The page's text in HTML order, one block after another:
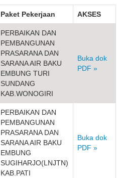
Paket Pekerjaan AKSES
PERBAIKAN DAN
PEMBANGUNAN
PRASARANA DAN
SARANA AIR BAKU
EMBUNG TURI
SUNDANG
KAB.WONOGIRI
Buka dok
PDF »
PERBAIKAN DAN
PEMBANGUNAN
PRASARANA DAN
SARANA AIR BAKU
EMBUNG
SUGIHARJO(LNJTN)
KAB.PATI
Buka dok
PDF »